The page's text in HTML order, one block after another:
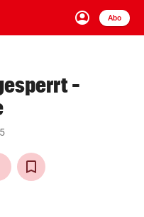
account_circle
Anmelden
Abo
close Schließen
arrow_right
–